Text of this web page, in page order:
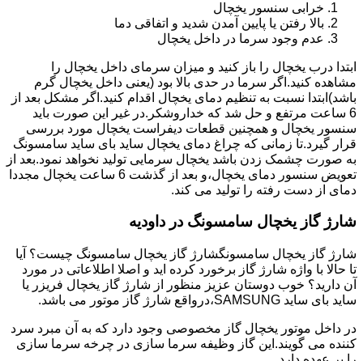
خرابی سنسور یخچال
بالا رفتن یا پایین آمدن شدید و اتفاقی دما
عدم وجود سرما در داخل یخچال
ابتدا درب یخچال را باز کنید و میزان سرمای داخل یخچال را
مشاهده کنید.اگر سرما در حدی بالا بود (یعنی داخل یخچال گرم
باشد)ابتدا نسبت به تنظیم دمای یخچال اقدام کنید.اگر مشکل بعد از
6 ساعت مرتفع و حل شد که خداروشکر.در غیر این صورت باید
سنسور یخچال و همچنین قطعات دیفراست یخچال مورد بررسی
قرار گیرد.تا زمانی که چراغ دمای یخچال ساید بای ساید سامسونگ
به صورت چشمک زدن باشد یخچال سرمایی تولید نخواهد نمود.بعد از
تعویض سنسور دمای یخچال،و بعد از گذشت 6 ساعت یخچال مجددا
دمای از دست رفته را تولید می کند.
شارژ گاز یخچال سامسونگ در داودیه
شارژ گاز یخچال سامسونگشارژ گاز یخچال سامسونگ چیست؟ آیا
تا حالا با واژه شارژ گاز برخورد کرده اید و اصلا اطلاعاتی در مورد
آن دارید؟ خوب دوستان عزیز منظور از شارژ گاز یخچال فریزر یا
ساید بای ساید SAMSUNG،درواقع شارژ گاز موتور می باشد.
در داخل موتور یخچال گاز مخصوصی وجود دارد که به آن مبرد سرد
کننده می گویند.این گاز وظیفه سرما سازی در چرخه سرما سازی